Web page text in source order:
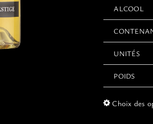
ALCOOL
UNITÉS
POIDS
Choix des